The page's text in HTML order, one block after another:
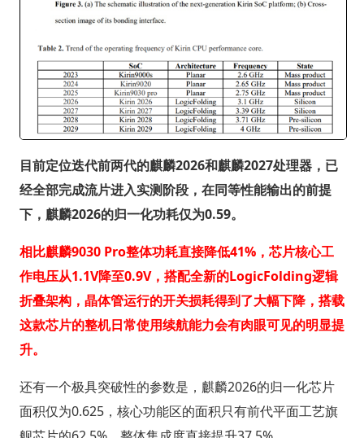
目前定位迭代前两代的麒麟2026和麒麟2027处理器，已
经全部完成流片进入实测阶段，在同等性能输出的前提
下，麒麟2026的归一化功耗仅为0.59。
相比麒麟9030 Pro整体功耗直接降低41%，芯片核心工
作电压从1.1V降至0.9V，搭配全新的LogicFolding逻辑
折叠架构，晶体管运行的开关损耗得到了大幅下降，搭载
这款芯片的整机日常使用续航能力会有肉眼可见的明显提
升。
还有一个极具突破性的参数是，麒麟2026的归一化芯片
面积仅为0.625，核心功能区的面积只有前代平面工艺旗